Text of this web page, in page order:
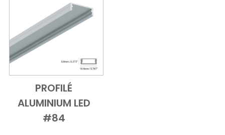
Add to CartVue d'ensemble
PROFILÉ
ALUMINIUM LED
#84